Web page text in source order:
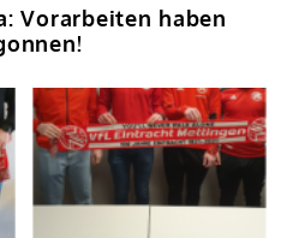
Vorarbeiten haben